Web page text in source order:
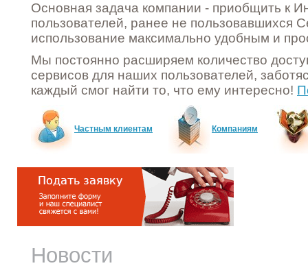
Основная задача компании - приобщить к
пользователей, ранее не пользовавшихся
использование максимально удобным и
Мы постоянно расширяем количество
сервисов для наших пользователей,
каждый смог найти то, что ему интересно!
Частным клиентам Компаниям
Новости